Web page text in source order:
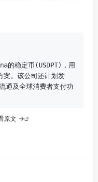
的稳定币(USDPT)，用
案。该公司还计划发
通及全球消费者支付功
原文 →